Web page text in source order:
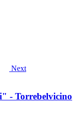
Next
- Torrebelvicino